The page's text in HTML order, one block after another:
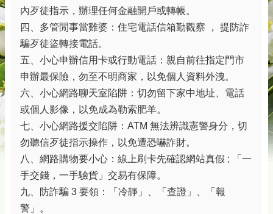
內歹徒指示，辦理任何金融開戶或轉帳。
四、多管閒事當雞婆：住宅電話信箱勤觀察 ， 提防詐
騙歹徒盜轉接電話。
五、小心申辦信用卡或行動電話：親自前往指定門市
申辦最保險，勿至不明商家，以免個人資料外洩。
六、小心網路聊天室陷阱：切勿留下家中地址、電話
或個人影像，以免成為勒索肥羊。
七、小心網路援交陷阱：ATM 無法辨識憲警身分，切
勿聽信歹徒指示操作，以免遭恐嚇詐財。
八、網路購物要小心：線上刷卡先確認網站真假 ; 「一
手交錢，一手驗貨」交易有保障。
九、防詐騙 3 要領：「冷靜」、「查證」、「報
警」。